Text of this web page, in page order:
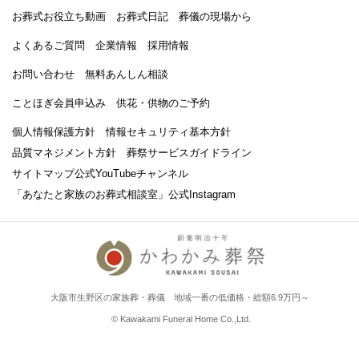
お葬式お役立ち動画 お葬式日記 葬儀の現場から
よくあるご質問 企業情報 採用情報
お問い合わせ 無料あんしん相談
ことほぎ会員申込み 供花・供物のご予約
個人情報保護方針
情報セキュリティ基本方針
品質マネジメント方針
葬祭サービスガイドライン
サイトマップ公式YouTubeチャンネル
「あなたと家族のお葬式相談室」 公式Instagram
大阪市生野区の家族葬・葬儀 地域一番の低価格・総額6.9万円～
© Kawakami Funeral Home Co.,Ltd.